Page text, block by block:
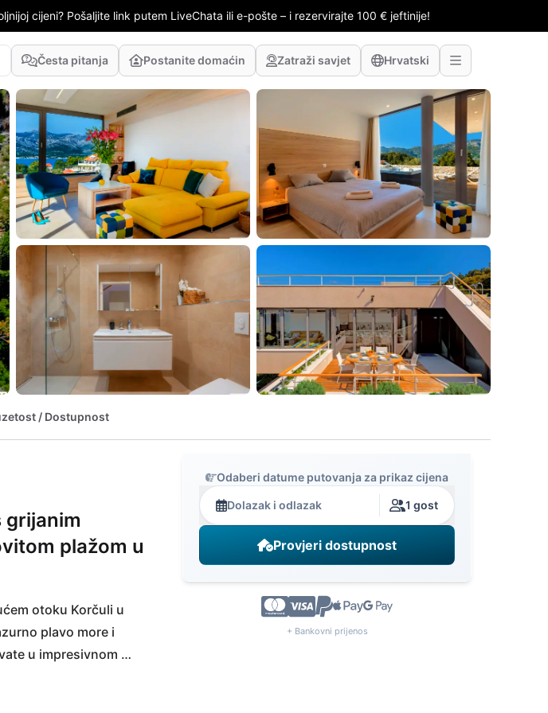
cijeni? Pošaljite link putem LiveChata ili e-pošte – i rezervirajte 100 € jeftinije!
Česta pitanja Postanite domaćin Zatraži savjet Hrvatski
/ Dostupnost
grijanim
plažom u
otoku Korčuli u
plavo more i
u impresivnom
uz more. Za
(1400 m) nudi
Odaberi datume putovanja za prikaz cijena
Dolazak i odlazak 1 gost
Provjeri dostupnost
+ Bankovni prijenos